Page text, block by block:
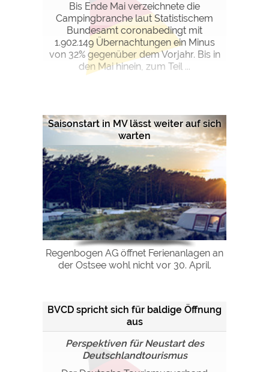
Bis Ende Mai verzeichnete die
Campingbranche laut Statistischem
Bundesamt coronabedingt mit
1.902.149 Übernachtungen ein Minus
von 32% gegenüber dem Vorjahr. Bis in
den Mai hinein, zum Teil ...
Saisonstart in MV lässt weiter auf sich
warten
Regenbogen AG öffnet Ferienanlagen an
der Ostsee wohl nicht vor 30. April.
BVCD spricht sich für baldige Öffnung
aus
Perspektiven für Neustart des
Deutschlandtourismus